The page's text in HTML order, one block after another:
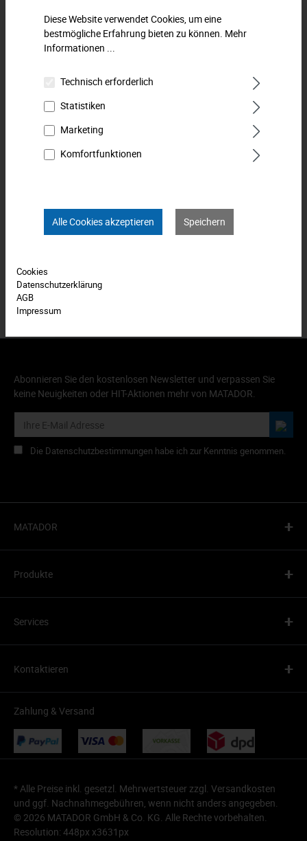
Zum Merkzettel hinzufügen
Klassischer Ringmaulschlüssel, lange Form für mehr
Kraftentfaltung. Ringseite gekröpft für tief liegende
Verschraubungen. Ei…
Downloads
Bewertungen
Abonnieren Sie den kostenlosen Newsletter und verpassen Sie
keine Neuigkeiten oder HIT-Aktionen mehr von MATADOR.
Die Datenschutzbestimmungen habe ich zur Kenntnis genommen.
MATADOR +
Produkte +
Services +
Kontaktieren +
Zahlung & Versand
* Alle Preise inkl. gesetzl. Mehrwertsteuer zzgl. Versandkosten
und ggf. Nachnahmegebühren, wenn nicht anders angegeben.
© 2026 MATADOR GmbH & Co. KG. Alle Rechte vorbehalten.
Resolution: 448px x3631px
Diese Website verwendet Cookies, um eine
bestmögliche Erfahrung bieten zu können. Mehr
Informationen ...
Technisch erforderlich
Statistiken
Marketing
Komfortfunktionen
Alle Cookies akzeptieren Speichern
Cookies
Datenschutzerklärung
AGB
Impressum